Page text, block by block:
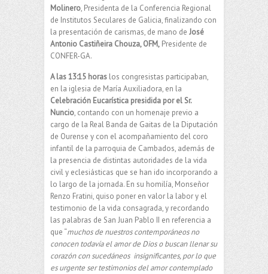
Molinero, Presidenta de la Conferencia Regional
de Institutos Seculares de Galicia, finalizando con
la presentación de carismas, de mano de José
Antonio Castiñeira Chouza, OFM, Presidente de
CONFER-GA.
A las 13:15 horas los congresistas participaban,
en la iglesia de María Auxiliadora, en la
Celebración Eucarística presidida por el Sr.
Nuncio, contando con un homenaje previo a
cargo de la Real Banda de Gaitas de la Diputación
de Ourense y con el acompañamiento del coro
infantil de la parroquia de Cambados, además de
la presencia de distintas autoridades de la vida
civil y eclesiásticas que se han ido incorporando a
lo largo de la jornada. En su homilía, Monseñor
Renzo Fratini, quiso poner en valor la labor y el
testimonio de la vida consagrada, y recordando
las palabras de San Juan Pablo II en referencia a
que “muchos de nuestros contemporáneos no
conocen todavía el amor de Dios o buscan llenar su
corazón con sucedáneos insignificantes, por lo que
es urgenteser testimonios del amor contemplado